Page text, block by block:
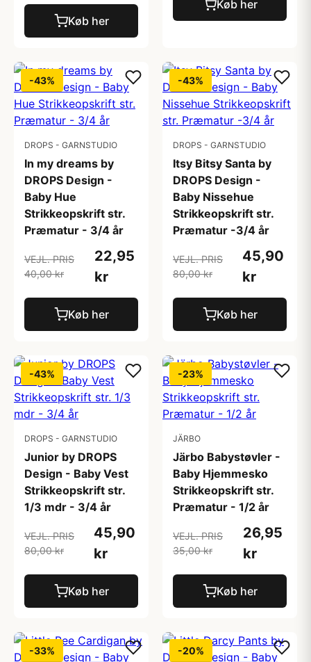
Køb her
Køb her
-43%
DROPS - GARNSTUDIO
In my dreams by
DROPS Design -
Baby Hue
Strikkeopskrift str.
Præmatur - 3/4 år
VEJL. PRIS
40,00 kr
22,95
kr
Køb her
-43%
DROPS - GARNSTUDIO
Itsy Bitsy Santa by
DROPS Design -
Baby Nissehue
Strikkeopskrift str.
Præmatur -3/4 år
VEJL. PRIS
80,00 kr
45,90
kr
Køb her
-43%
DROPS - GARNSTUDIO
Junior by DROPS
Design - Baby Vest
Strikkeopskrift str.
1/3 mdr - 3/4 år
VEJL. PRIS
80,00 kr
45,90
kr
Køb her
-23%
JÄRBO
Järbo Babystøvler -
Baby Hjemmesko
Strikkeopskrift str.
Præmatur - 1/2 år
VEJL. PRIS
35,00 kr
26,95
kr
Køb her
-33% -20%